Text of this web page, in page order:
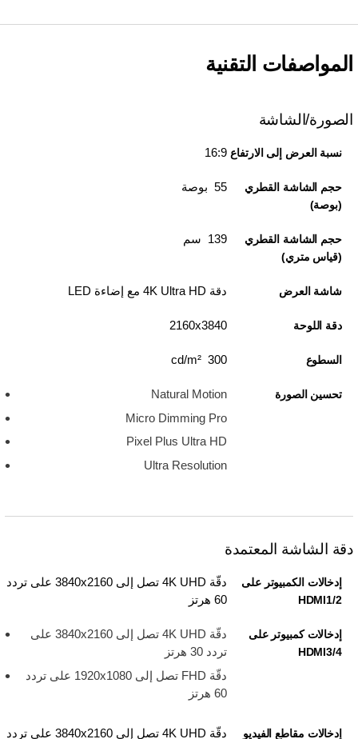
المواصفات التقنية
الصورة/الشاشة
نسبة العرض إلى الارتفاع 16:9
حجم الشاشة القطري
(بوصة)
55 بوصة
حجم الشاشة القطري
(قياس متري)
139 سم
شاشة العرض دقة 4K Ultra HD مع إضاءة LED
دقة اللوحة 3840‏x‏2160
السطوع 300 cd/m²
تحسين الصورة
Natural Motion
Micro Dimming Pro
Pixel Plus Ultra HD
Ultra Resolution
دقة الشاشة المعتمدة
إدخالات الكمبيوتر على
HDMI1/2
دقّة 4K UHD تصل إلى 3840x2160 على تردد
60 هرتز
إدخالات كمبيوتر على
HDMI3/4
دقّة 4K UHD تصل إلى 3840x2160 على
تردد 30 هرتز
دقّة FHD تصل إلى 1920x1080 على تردد
60 هرتز
إدخالات مقاطع الفيديو
دقّة 4K UHD تصل إلى 3840x2160 على تردد